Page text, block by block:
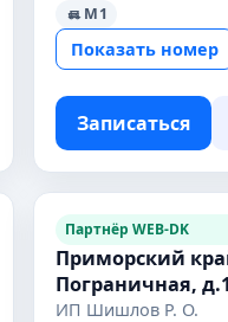
M1
Показать номер
Записаться
Партнёр WEB-DK
Приморский
Пограничная,
ИП Шишлов Р. О.